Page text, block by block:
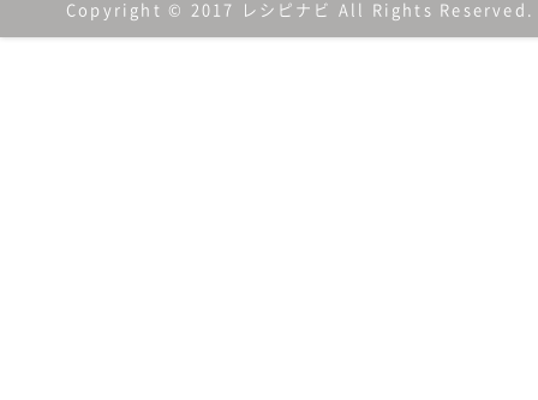
Copyright © 2017 レシピナビ All Rights Reserved.